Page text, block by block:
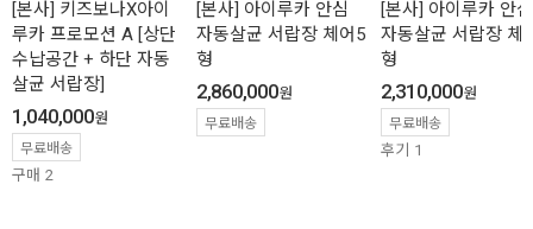
[본사] 키즈보나X아이
루카 프로모션 A [상단
수납공간 + 하단 자동
살균 서랍장]
1,040,000원
무료배송
구매 2
[본사] 아이루카 안심
자동살균 서랍장 체어5
형
2,860,000원
무료배송
[본사] 아이루카 안심
자동살균 서랍장 체
형
2,310,000원
무료배송
후기 1